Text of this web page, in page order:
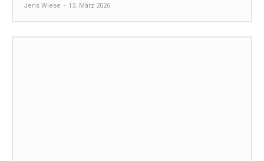
Jens Wiese - 13. März 2026